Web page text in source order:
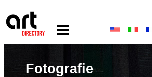
Fotografie